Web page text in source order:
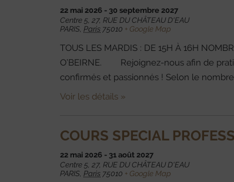
22 mai 2026 - 30 septembre 2027
Centre 5, 27, RUE DU CHÂTEAU D'EAU
PARIS Paris 75010 + Google Map
TOUS LES MARDIS : DE 15H À 16H
O’BEIRNE. Rejoignez-nous afin de
confirmés et passionnés ! Selon le
Voir les détails »
COURS SPECIAL
22 mai 2026 - 31 août 2027
Centre 5, 27, RUE DU CHÂTEAU D'EAU
PARIS Paris 75010 + Google Map